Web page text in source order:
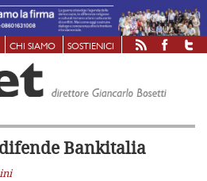
CHI SIAMO SOSTIENICI
Bankitalia